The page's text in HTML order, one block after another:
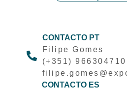
CONTACTO PT
Filipe Gomes
(+351) 966304710
CONTACTO ES